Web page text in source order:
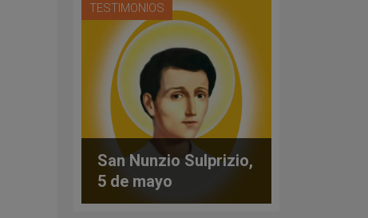
TESTIMONIOS
San Nunzio Sulprizio,
5 de mayo